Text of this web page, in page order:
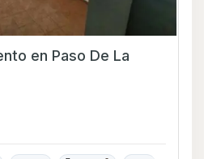
en Paso De La